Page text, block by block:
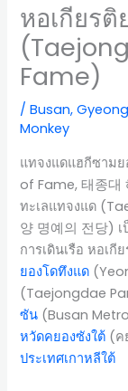
หอเกียร
Fame)
/Busan,
Monkey
แทจงแดแฮกีซาม
of Fame, 태종대
ทะเลแทจงแด
양 명예의 전당)
การเดินเรือ หอเกี
ยองโดทึงแด
(Taejongdae
ซัน (Busan
หวัดคยองซังใต้ (ค
ประเทศเกาหลีใต้